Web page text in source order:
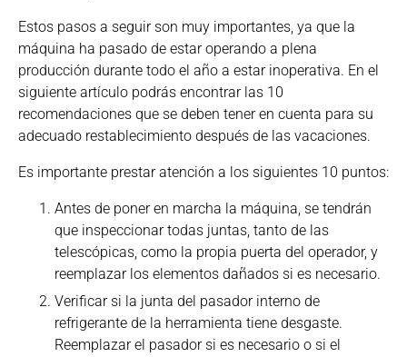
Estos pasos a seguir son muy importantes, ya que la
máquina ha pasado de estar operando a plena
producción durante todo el año a estar inoperativa. En el
siguiente artículo podrás encontrar las 10
recomendaciones que se deben tener en cuenta para su
adecuado restablecimiento después de las vacaciones.
Es importante prestar atención a los siguientes 10 puntos:
Antes de poner en marcha la máquina, se tendrán
que inspeccionar todas juntas, tanto de las
telescópicas, como la propia puerta del operador, y
reemplazar los elementos dañados si es necesario.
Verificar si la junta del pasador interno de
refrigerante de la herramienta tiene desgaste.
Reemplazar el pasador si es necesario o si el